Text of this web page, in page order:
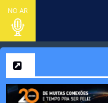
NO AR